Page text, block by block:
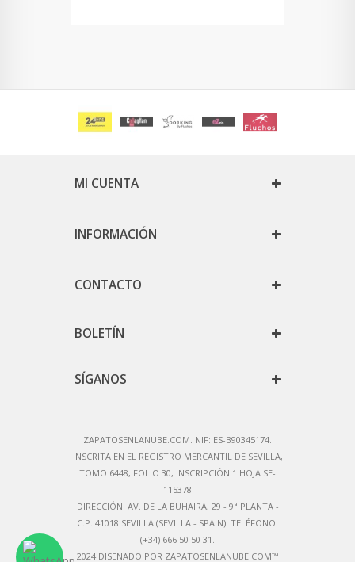
MI CUENTA
INFORMACIÓN
CONTACTO
BOLETÍN
SÍGANOS
ZAPATOSENLANUBE.COM. NIF: ES-B90345174.
INSCRITA EN EL REGISTRO MERCANTIL DE SEVILLA,
TOMO 6448, FOLIO 30, INSCRIPCIÓN 1 HOJA SE-
115378
DIRECCIÓN: AV. DE LA BUHAIRA, 29 - 9ª PLANTA -
C.P. 41018 SEVILLA (SEVILLA - SPAIN). TELÉFONO:
(+34) 666 50 50 31.
2024 DISEÑADO POR ZAPATOSENLANUBE.COM™